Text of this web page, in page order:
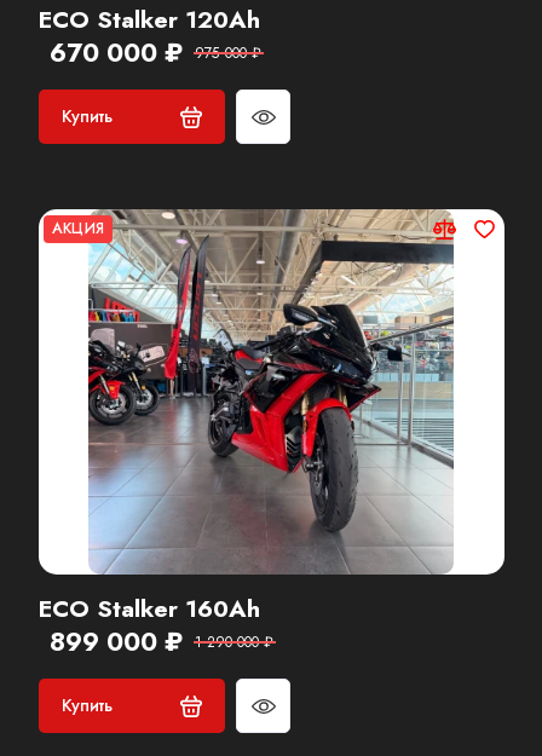
ECO Stalker 120Ah
670 000 ₽ 975 000 ₽
Купить
АКЦИЯ
ECO Stalker 160Ah
899 000 ₽ 1 290 000 ₽
Купить